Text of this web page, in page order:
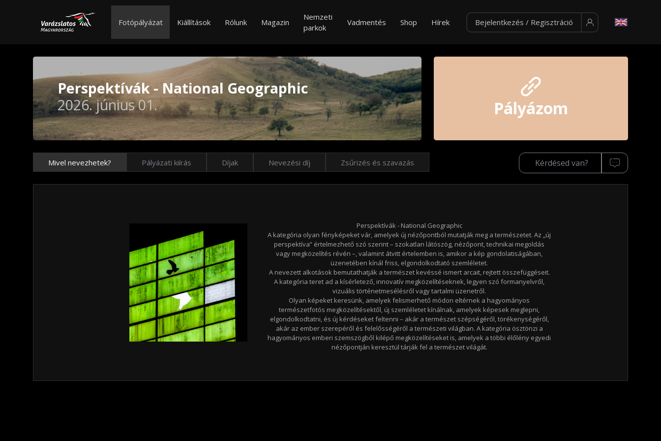
Fotópályázat Kiállítások Rólunk Magazin
Nemzeti
parkok
Vadmentés Shop Hírek Bejelentkezés / Regisztráció
Perspektívák - National Geographic
2026. június 01.
Pályázom
Mivel nevezhetek? Pályázati kiírás Díjak Nevezési díj Zsűrizés és szavazás Kérdésed van?
Perspektívák - National Geographic
A kategória olyan fényképeket vár, amelyek új nézőpontból mutatják meg a természetet. Az „új
perspektíva” értelmezhető szó szerint – szokatlan látószög, nézőpont, technikai megoldás
vagy megközelítés révén –, valamint átvitt értelemben is, amikor a kép gondolatiságában,
üzenetében kínál friss, elgondolkodtató szemléletet.
A nevezett alkotások bemutathatják a természet kevéssé ismert arcait, rejtett összefüggéseit.
A kategória teret ad a kísérletező, innovatív megközelítéseknek, legyen szó formanyelvről,
vizuális történetmesélésről vagy tartalmi üzenetről.
Olyan képeket keresünk, amelyek felismerhető módon eltérnek a hagyományos
természetfotós megközelítésektől, új szemléletet kínálnak, amelyek képesek meglepni,
elgondolkodtatni, és új kérdéseket feltenni – akár a természet szépségéről, törékenységéről,
akár az ember szerepéről és felelősségéről a természeti világban. A kategória ösztönzi a
hagyományos emberi szemszögből kilépő megközelítéseket is, amelyek a többi élőlény egyedi
nézőpontján keresztül tárják fel a természet világát.